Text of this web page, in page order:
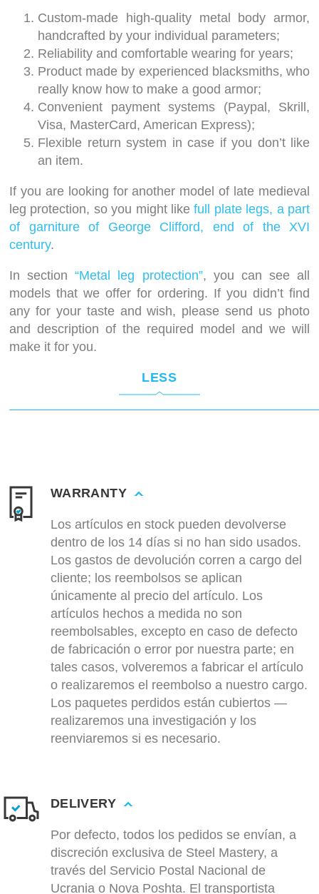
Custom-made high-quality metal body armor,
handcrafted by your individual parameters;
Reliability and comfortable wearing for years;
Product made by experienced blacksmiths, who
really know how to make a good armor;
Convenient payment systems (Paypal, Skrill,
Visa, MasterCard, American Express);
Flexible return system in case if you don’t like
an item.
If you are looking for another model of late medieval
leg protection, so you might likefull plate legs, a part
of garniture of George Clifford, end of the XVI
century.
In section“Metal leg protection”, you can see all
models that we offer for ordering. If you didn’t find
any for your taste and wish, please send us photo
and description of the required model and we will
make it for you.
LESS
WARRANTY
Los artículos en stock pueden devolverse
dentro de los 14 días si no han sido usados.
Los gastos de devolución corren a cargo del
cliente; los reembolsos se aplican
únicamente al precio del artículo. Los
artículos hechos a medida no son
reembolsables, excepto en caso de defecto
de fabricación o error por nuestra parte; en
tales casos, volveremos a fabricar el artículo
o realizaremos el reembolso a nuestro cargo.
Los paquetes perdidos están cubiertos —
realizaremos una investigación y los
reenviaremos si es necesario.
DELIVERY
Por defecto, todos los pedidos se envían, a
discreción exclusiva de Steel Mastery, a
través del Servicio Postal Nacional de
Ucrania o Nova Poshta. El transportista